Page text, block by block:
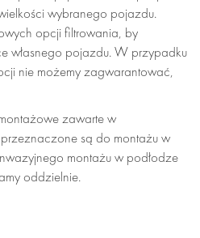
wybranego pojazdu.
opcji filtrowania, by
własnego pojazdu. W przypadku
nie możemy zagwarantować,
zawarte w
są do montażu w
montażu w podłodze
oddzielnie.